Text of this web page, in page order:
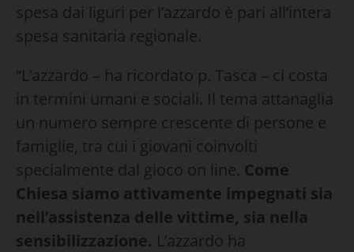
spesa dai liguri per l’azzardo è pari all’intera
spesa sanitaria regionale.
“L’azzardo – ha ricordato p. Tasca – ci costa
in termini umani e sociali. Il tema attanaglia
un numero sempre crescente di persone e
famiglie, tra cui i giovani coinvolti
specialmente dal gioco on line. Come
Chiesa siamo attivamente impegnati sia
nell’assistenza delle vittime, sia nella
sensibilizzazione. L’azzardo ha